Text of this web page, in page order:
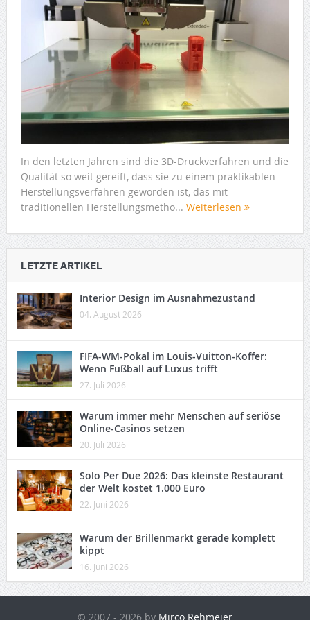
In den letzten Jahren sind die 3D-Druckverfahren und die
Qualität so weit gereift, dass sie zu einem praktikablen
Herstellungsverfahren geworden ist, das mit
traditionellen Herstellungsmetho... Weiterlesen
LETZTE ARTIKEL
Interior Design im Ausnahmezustand
04. August 2026
FIFA-WM-Pokal im Louis-Vuitton-Koffer:
Wenn Fußball auf Luxus trifft
27. Juli 2026
Warum immer mehr Menschen auf seriöse
Online-Casinos setzen
20. Juli 2026
Solo Per Due 2026: Das kleinste Restaurant
der Welt kostet 1.000 Euro
22. Juni 2026
Warum der Brillenmarkt gerade komplett
kippt
16. Juni 2026
© 2007 - 2026 by Mirco Rehmeier